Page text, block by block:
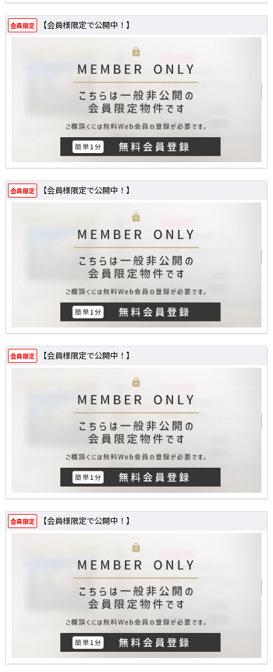
会員限定 【会員様限定で公開中！】
会員限定 【会員様限定で公開中！】
会員限定 【会員様限定で公開中！】
会員限定 【会員様限定で公開中！】